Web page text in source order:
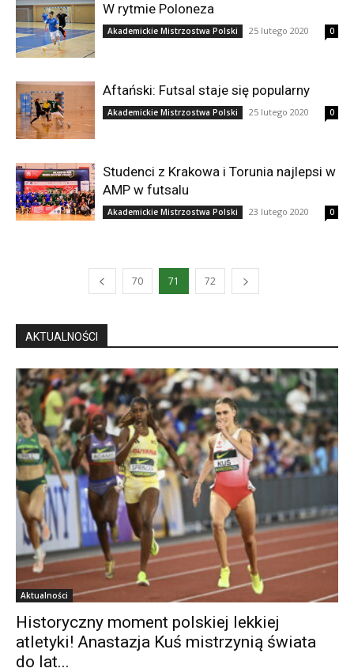
W rytmie Poloneza
Akademickie Mistrzostwa Polski 25 lutego 2020 0
Aftański: Futsal staje się popularny
Akademickie Mistrzostwa Polski 25 lutego 2020 0
Studenci z Krakowa i Torunia najlepsi w
AMP w futsalu
Akademickie Mistrzostwa Polski 23 lutego 2020 0
70 71 72
AKTUALNOŚCI
Aktualności
Historyczny moment polskiej lekkiej
atletyki! Anastazja Kuś mistrzynią świata
do lat...